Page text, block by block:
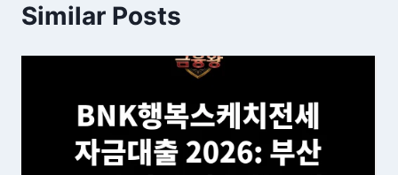
Similar Posts